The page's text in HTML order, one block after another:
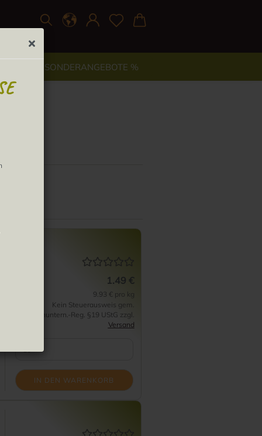
% SONDERANGEBOTE %
1.49 €
9.93 € pro kg
Kein Steuerausweis gem.
Kleinuntern.-Reg. §19 UStG zzgl.
Versand
IN DEN WARENKORB